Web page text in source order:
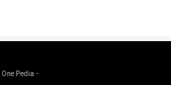
One Pedia -